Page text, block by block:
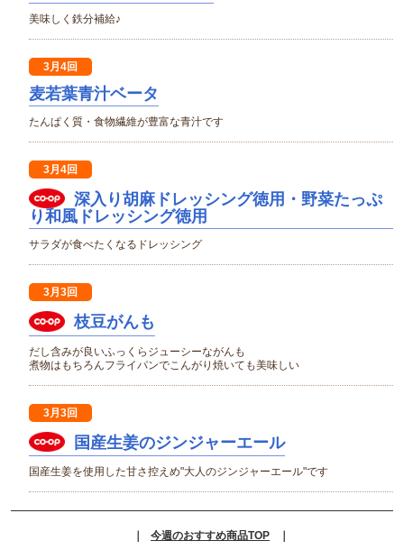
美味しく鉄分補給♪
3月4回
麦若葉青汁ベータ
たんぱく質・食物繊維が豊富な青汁です
3月4回
深入り胡麻ドレッシング徳用・野菜たっぷ
り和風ドレッシング徳用
サラダが食べたくなるドレッシング
3月3回
枝豆がんも
だし含みが良いふっくらジューシーながんも
煮物はもちろんフライパンでこんがり焼いても美味しい
3月3回
国産生姜のジンジャーエール
国産生姜を使用した甘さ控えめ"大人のジンジャーエール"です
｜ 今週のおすすめ商品TOP ｜